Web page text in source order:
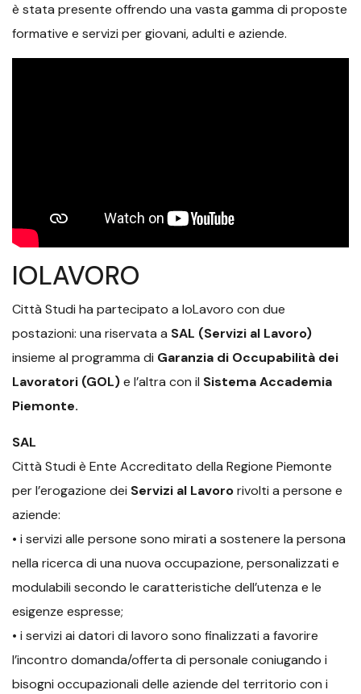
è stata presente offrendo una vasta gamma di proposte
formative e servizi per giovani, adulti e aziende.
IOLAVORO
Città Studi ha partecipato a IoLavoro con due
postazioni: una riservata a SAL (Servizi al Lavoro)
insieme al programma di Garanzia di Occupabilità dei
Lavoratori (GOL)e l’altra con il Sistema Accademia
Piemonte.
SAL
Città Studi è Ente Accreditato della Regione Piemonte
per l’erogazione dei Servizi al Lavororivolti a persone e
aziende:
• i servizi alle persone sono mirati a sostenere la persona
nella ricerca di una nuova occupazione, personalizzati e
modulabili secondo le caratteristiche dell’utenza e le
esigenze espresse;
• i servizi ai datori di lavoro sono finalizzati a favorire
l’incontro domanda/offerta di personale coniugando i
bisogni occupazionali delle aziende del territorio con i